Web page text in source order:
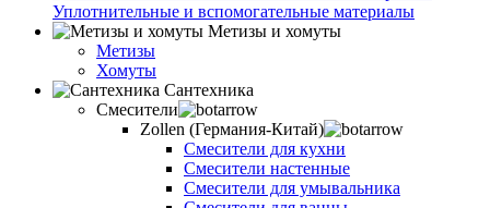
Уплотнительные и вспомогательные материалы
Метизы и хомуты
Метизы
Хомуты
Сантехника
Смесители
Zollen (Германия-Китай)
Смесители для кухни
Смесители настенные
Смесители для умывальника